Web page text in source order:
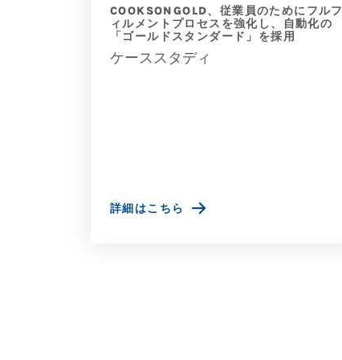
COOKSONGOLD、従業員のためにフルフ
ィルメントプロセスを強化し、自動化の
「ゴールドスタンダード」を採用
ケーススタディ
詳細はこちら